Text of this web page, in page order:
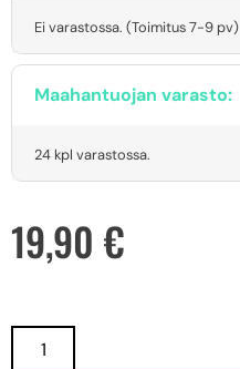
Ei varastossa. (Toimitus 7-9 pv)
Maahantuojan varasto:
24 kpl varastossa.
19,90 €